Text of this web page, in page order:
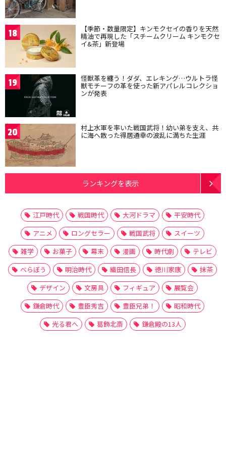
18 【季節・数量限定】キンモクセイの香りを天然
精油で再現した「スチームクリーム キンモクセ
イ&茶」新登場
19 怪獣革を纏う！ダダ、エレキング…ウルトラ怪
獣モチーフの革を使った新アパレルコレクショ
ンが発表
20 村上水軍を率いた戦国武将！幼い弟を支え、共
に海へ散った得居通幸の波乱に満ちた生涯
ランキングを表示
江戸時代 戦国時代 大河ドラマ
平安時代
アニメ
ロングセラー 戦国武将
スイーツ
雑学
お菓子 幕末 漫画 時代劇
テレビ
べらぼう
明治時代 織田信長 徳川家康
抹茶
デザイン
文房具 フィギュア
展覧会
鎌倉時代
豊臣秀吉 豊臣兄弟！
昭和時代
光る君へ
葛飾北斎 鎌倉殿の13人